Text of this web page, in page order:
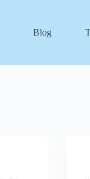
Blog